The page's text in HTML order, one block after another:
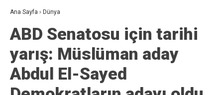
Ana Sayfa › Dünya
ABD Senatosu için tarihi
yarış: Müslüman aday
Abdul El-Sayed